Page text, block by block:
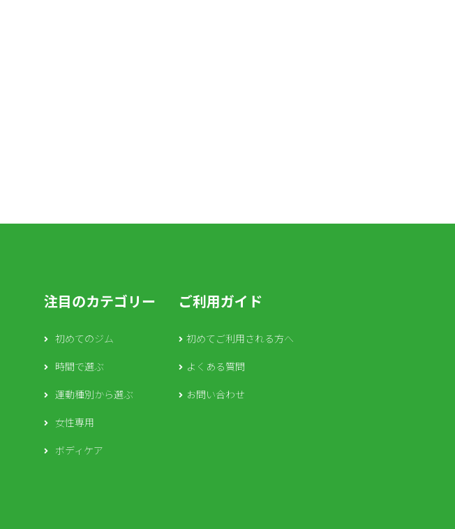
注目のカテゴリー
初めてのジム
時間で選ぶ
運動種別から選ぶ
女性専用
ボディケア
ご利用ガイド
初めてご利用される方へ
よくある質問
お問い合わせ